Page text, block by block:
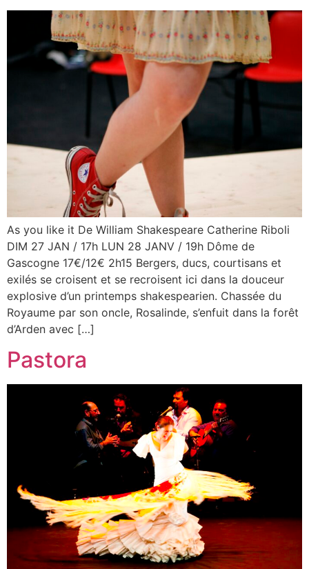
As you like it De William Shakespeare Catherine Riboli
DIM 27 JAN / 17h LUN 28 JANV / 19h Dôme de
Gascogne 17€/12€ 2h15 Bergers, ducs, courtisans et
exilés se croisent et se recroisent ici dans la douceur
explosive d’un printemps shakespearien. Chassée du
Royaume par son oncle, Rosalinde, s’enfuit dans la forêt
d’Arden avec […]
Pastora